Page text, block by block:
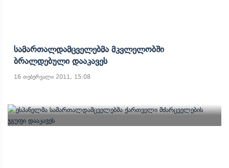
Სამართალდამცველებმა Მკვლელობში
Ბრალდებული Დააკავეს
16 თებერვალი 2011, 15:08